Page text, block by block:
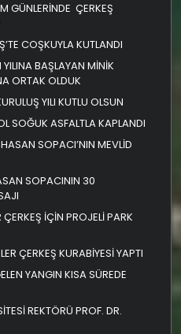
GÜNLERİNDE ÇERKEŞ
COŞKUYLA KUTLANDI
BAŞLAYAN MİNİK
ORTAK OLDUK
YILI KUTLU OLSUN
SOĞUK ASFALTLA KAPLANDI
SOPACI’NIN MEVLİD
SOPACININ 30
İÇİN PROJELİ PARK
ÇERKEŞ KURABİYESİ YAPTI
YANGIN KISA SÜREDE
REKTÖRÜ PROF. DR.